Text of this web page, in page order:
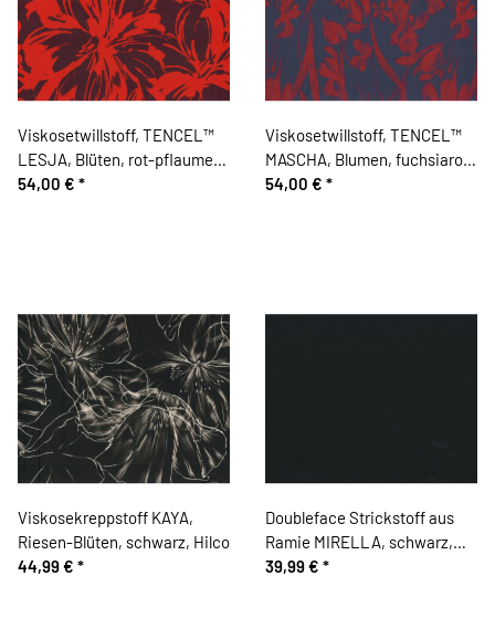
Viskosetwillstoff, TENCEL™
LESJA, Blüten, rot-pflaume,
Hilco
54,00 € *
Viskosetwillstoff, TENCEL™
MASCHA, Blumen, fuchsiarot-
blau, Hilco
54,00 € *
Viskosekreppstoff KAYA,
Riesen-Blüten, schwarz, Hilco
44,99 € *
Doubleface Strickstoff aus
Ramie MIRELLA, schwarz,
Hilco
39,99 € *